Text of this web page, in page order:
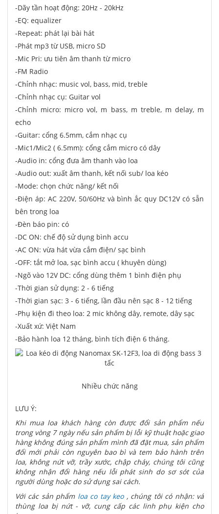
-Dãy tần hoạt động: 20Hz - 20kHz
-EQ: equalizer
-Repeat: phát lại bài hát
-Phát mp3 từ USB, micro SD
-Mic Pri: ưu tiên âm thanh từ micro
-FM Radio
-Chỉnh nhạc: music vol, bass, mid, treble
-Chỉnh nhạc cụ: Guitar vol
-Chỉnh micro: micro vol, m bass, m treble, m delay, m
echo
-Guitar: cổng 6.5mm, cắm nhạc cụ
-Mic1/Mic2 ( 6.5mm): cổng cắm micro có dây
-Audio in: cổng đưa âm thanh vào loa
-Audio out: xuất âm thanh, kết nối sub/ loa kéo
-Mode: chọn chức năng/ kết nối
-Điện áp: AC 220V, 50/60Hz và bình ắc quy DC12V có sẵn
bên trong loa
-Đèn báo pin: có
-DC ON: chế độ sử dụng bình accu
-AC ON: vừa hát vừa cắm điện/ sạc bình
-OFF: tắt mở loa, sạc bình accu ( khuyên dùng)
-Ngõ vào 12V DC: cổng dùng thêm 1 bình điện phụ
-Thời gian sử dụng: 2 - 6 tiếng
-Thời gian sạc: 3 - 6 tiếng, lần đầu nên sạc 8 - 12 tiếng
-Phụ kiện đi theo loa: 2 mic không dây, remote, dây sạc
-Xuất xứ: Việt Nam
-Bảo hành loa 12 tháng, bình tích điện 6 tháng.
Nhiều chức năng
LƯU Ý:
Khi mua loa khách hàng còn được đổi sản phẩm nếu
trong vòng 7 ngày nếu sản phẩm bị lỗi kỹ thuật hoặc giao
hàng không đúng sản phẩm mình đã đặt mua, sản phẩm
đổi mới phải còn nguyên bao bì và tem bảo hành trên
loa, không nứt vỡ, trầy xước, chập cháy, chúng tôi cũng
không nhận đổi hàng nếu lỗi phát sinh do sơ sót của
người dùng hoặc do sử dụng sai cách.
Với các sản phẩm loa co tay keo, chúng tôi có nhận: vá
thùng loa bị nứt - vỡ, cung cấp các linh phụ kiện cho